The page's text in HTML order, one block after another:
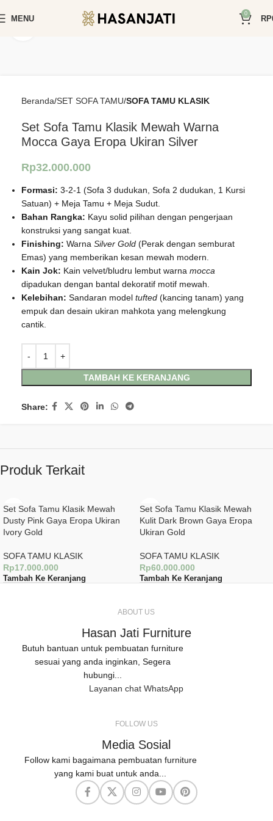
MENU
0
RP
Click to enlarge
Beranda SET SOFA TAMU SOFA TAMU KLASIK
Set Sofa Tamu Klasik Mewah Warna
Mocca Gaya Eropa Ukiran Silver
Rp32.000.000
Formasi: 3-2-1 (Sofa 3 dudukan, Sofa 2 dudukan, 1 Kursi
Satuan) + Meja Tamu + Meja Sudut.
Bahan Rangka: Kayu solid pilihan dengan pengerjaan
konstruksi yang sangat kuat.
Finishing: Warna Silver Gold (Perak dengan semburat
Emas) yang memberikan kesan mewah modern.
Kain Jok: Kain velvet/bludru lembut warna mocca
dipadukan dengan bantal dekoratif motif mewah.
Kelebihan: Sandaran model tufted (kancing tanam) yang
empuk dan desain ukiran mahkota yang melengkung
cantik.
TAMBAH KE KERANJANG
Share:
Produk Terkait
Set Sofa Tamu Klasik Mewah
Dusty Pink Gaya Eropa Ukiran
Ivory Gold
SOFA TAMU KLASIK
Rp17.000.000
Tambah Ke Keranjang
Set Sofa Tamu Klasik Mewah
Kulit Dark Brown Gaya Eropa
Ukiran Gold
SOFA TAMU KLASIK
Rp60.000.000
Tambah Ke Keranjang
ABOUT US
Hasan Jati Furniture
Butuh bantuan untuk pembuatan furniture
sesuai yang anda inginkan, Segera
hubungi...
Layanan chat WhatsApp
FOLLOW US
Media Sosial
Follow kami bagaimana pembuatan furniture
yang kami buat untuk anda...